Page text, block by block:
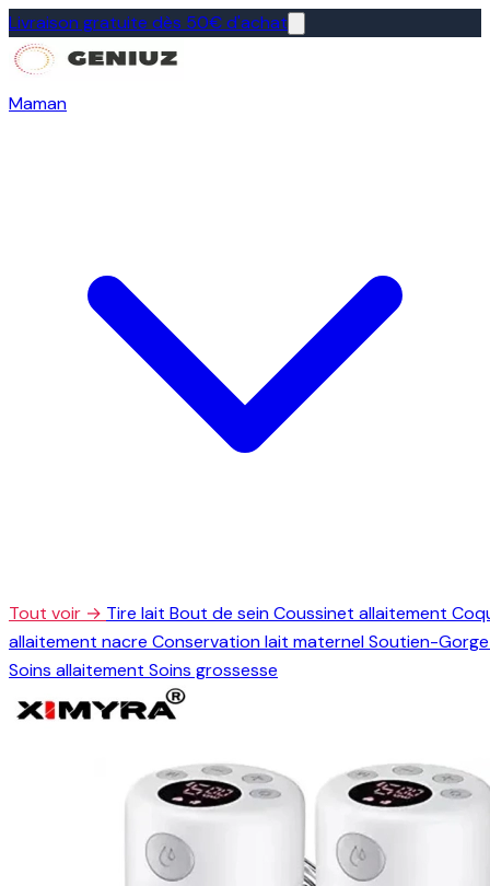
Livraison gratuite dès 50€ d'achat
Maman
Tout voir → Tire lait Bout de seinCoussinet allaitement
allaitement nacre Conservation lait maternelSoutien-
Soins allaitement Soins grossesse